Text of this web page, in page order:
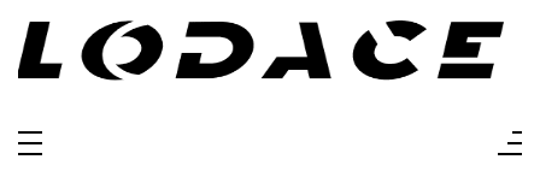
contenu
Lodace